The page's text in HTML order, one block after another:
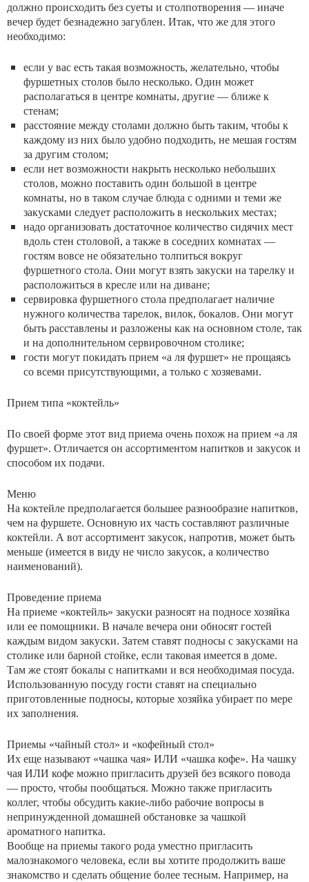
должно происходить без суеты и столпотворения — иначе
вечер будет безнадежно загублен. Итак, что же для этого
необходимо:
если у вас есть такая возможность, желательно, чтобы
фуршетных столов было несколько. Один может
располагаться в центре комнаты, другие — ближе к
стенам;
расстояние между столами должно быть таким, чтобы к
каждому из них было удобно подходить, не мешая гостям
за другим столом;
если нет возможности накрыть несколько небольших
столов, можно поставить один большой в центре
комнаты, но в таком случае блюда с одними и теми же
закусками следует расположить в нескольких местах;
надо организовать достаточное количество сидячих мест
вдоль стен столовой, а также в соседних комнатах —
гостям вовсе не обязательно толпиться вокруг
фуршетного стола. Они могут взять закуски на тарелку и
расположиться в кресле или на диване;
сервировка фуршетного стола предполагает наличие
нужного количества тарелок, вилок, бокалов. Они могут
быть расставлены и разложены как на основном столе, так
и на дополнительном сервировочном столике;
гости могут покидать прием «а ля фуршет» не прощаясь
со всеми присутствующими, а только с хозяевами.
Прием типа «коктейль»
По своей форме этот вид приема очень похож на прием «а ля
фуршет». Отличается он ассортиментом напитков и закусок и
способом их подачи.
Меню
На коктейле предполагается большее разнообразие напитков,
чем на фуршете. Основную их часть составляют различные
коктейли. А вот ассортимент закусок, напротив, может быть
меньше (имеется в виду не число закусок, а количество
наименований).
Проведение приема
На приеме «коктейль» закуски разносят на подносе хозяйка
или ее помощники. В начале вечера они обносят гостей
каждым видом закуски. Затем ставят подносы с закусками на
столике или барной стойке, если таковая имеется в доме.
Там же стоят бокалы с напитками и вся необходимая посуда.
Использованную посуду гости ставят на специально
приготовленные подносы, которые хозяйка убирает по мере
их заполнения.
Приемы «чайный стол» и «кофейный стол»
Их еще называют «чашка чая» ИЛИ «чашка кофе». На чашку
чая ИЛИ кофе можно пригласить друзей без всякого повода
— просто, чтобы пообщаться. Можно также пригласить
коллег, чтобы обсудить какие-либо рабочие вопросы в
непринужденной домашней обстановке за чашкой
ароматного напитка.
Вообще на приемы такого рода уместно пригласить
малознакомого человека, если вы хотите продолжить ваше
знакомство и сделать общение более тесным. Например, на